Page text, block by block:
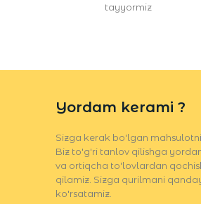
tayyormiz
Yordam kerami ?
Sizga kerak bo'lgan
Biz to'g'ri tanlov qilishga
va ortiqcha to'lovlardan
qilamiz. Sizga qurilmani
ko'rsatamiz.